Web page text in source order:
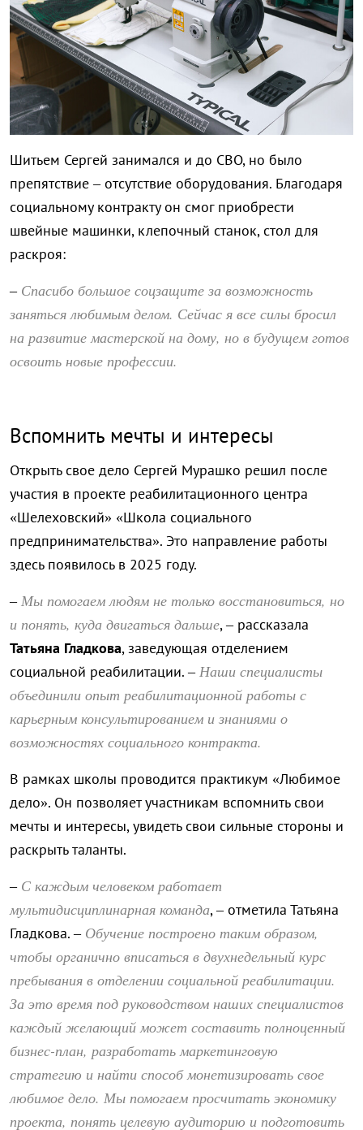
Шитьем Сергей занимался и до СВО, но было
препятствие – отсутствие оборудования. Благодаря
социальному контракту он смог приобрести
швейные машинки, клепочный станок, стол для
раскроя:
– Спасибо большое соцзащите за возможность
заняться любимым делом. Сейчас я все силы бросил
на развитие мастерской на дому, но в будущем готов
освоить новые профессии.
Вспомнить мечты и интересы
Открыть свое дело Сергей Мурашко решил после
участия в проекте реабилитационного центра
«Шелеховский» «Школа социального
предпринимательства». Это направление работы
здесь появилось в 2025 году.
–Мы помогаем людям не только восстановиться, но
и понять, куда двигаться дальше, – рассказала
Татьяна Гладкова, заведующая отделением
социальной реабилитации. –Наши специалисты
объединили опыт реабилитационной работы с
карьерным консультированием и знаниями о
возможностях социального контракта.
В рамках школы проводится практикум «Любимое
дело». Он позволяет участникам вспомнить свои
мечты и интересы, увидеть свои сильные стороны и
раскрыть таланты.
–С каждым человеком работает
мультидисциплинарная команда, – отметила Татьяна
Гладкова. –Обучение построено таким образом,
чтобы органично вписаться в двухнедельный курс
пребывания в отделении социальной реабилитации.
За это время под руководством наших специалистов
каждый желающий может составить полноценный
бизнес-план, разработать маркетинговую
стратегию и найти способ монетизировать свое
любимое дело. Мы помогаем просчитать экономику
проекта, понять целевую аудиторию и подготовить